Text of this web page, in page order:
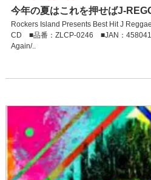
今年の夏はこれを押せばJ-
Rockers Island Presents Best Hit J
CD ■品番：ZLCP-0246 ■JAN：
Again/..